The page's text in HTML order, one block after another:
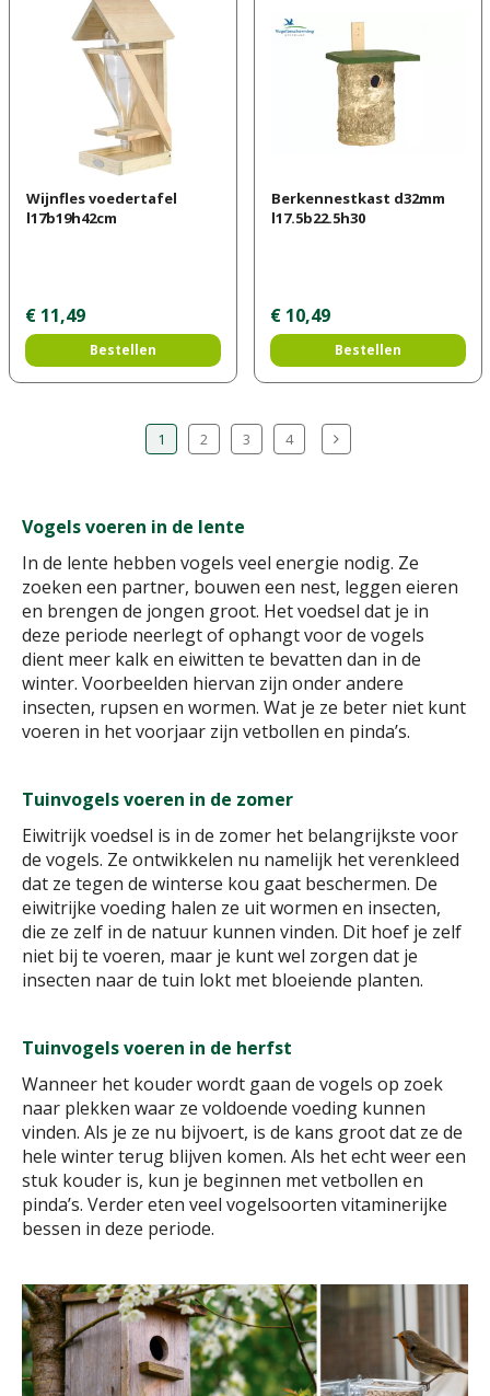
Wijnfles voedertafel
l17b19h42cm
€ 11,49
Bestellen
Berkennestkast d32mm
l17.5b22.5h30
€ 10,49
Bestellen
1 2 3 4
Vogels voeren in de lente
In de lente hebben vogels veel energie nodig. Ze
zoeken een partner, bouwen een nest, leggen eieren
en brengen de jongen groot. Het voedsel dat je in
deze periode neerlegt of ophangt voor de vogels
dient meer kalk en eiwitten te bevatten dan in de
winter. Voorbeelden hiervan zijn onder andere
insecten, rupsen en wormen. Wat je ze beter niet kunt
voeren in het voorjaar zijn vetbollen en pinda’s.
Tuinvogels voeren in de zomer
Eiwitrijk voedsel is in de zomer het belangrijkste voor
de vogels. Ze ontwikkelen nu namelijk het verenkleed
dat ze tegen de winterse kou gaat beschermen. De
eiwitrijke voeding halen ze uit wormen en insecten,
die ze zelf in de natuur kunnen vinden. Dit hoef je zelf
niet bij te voeren, maar je kunt wel zorgen dat je
insecten naar de tuin lokt met bloeiende planten.
Tuinvogels voeren in de herfst
Wanneer het kouder wordt gaan de vogels op zoek
naar plekken waar ze voldoende voeding kunnen
vinden. Als je ze nu bijvoert, is de kans groot dat ze de
hele winter terug blijven komen. Als het echt weer een
stuk kouder is, kun je beginnen met vetbollen en
pinda’s. Verder eten veel vogelsoorten vitaminerijke
bessen in deze periode.